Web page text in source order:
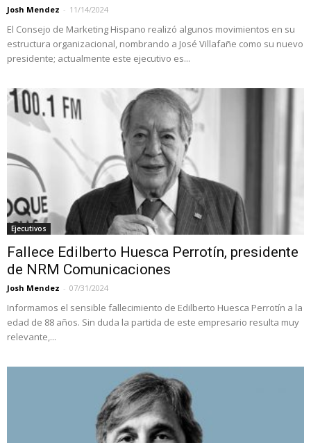
Josh Mendez - 11/14/2024
El Consejo de Marketing Hispano realizó algunos movimientos en su
estructura organizacional, nombrando a José Villafañe como su nuevo
presidente; actualmente este ejecutivo es...
Ejecutivos
Fallece Edilberto Huesca Perrotín, presidente
de NRM Comunicaciones
Josh Mendez - 07/31/2024
Informamos el sensible fallecimiento de Edilberto Huesca Perrotín a la
edad de 88 años. Sin duda la partida de este empresario resulta muy
relevante,...